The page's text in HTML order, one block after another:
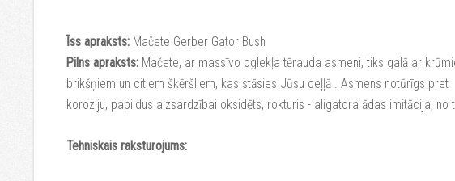
Īss apraksts: Mačete Gerber Gator Bush
Pilns apraksts: Mačete, ar massīvo oglekļa tērauda asmeni, tiks galā ar
brikšņiem un citiem šķēršliem, kas stāsies Jūsu ceļļā . Asmens notūrīgs pret
koroziju, papildus aizsardzībai oksidēts, rokturis - aligatora ādas imitācija,
Tehniskais raksturojums: